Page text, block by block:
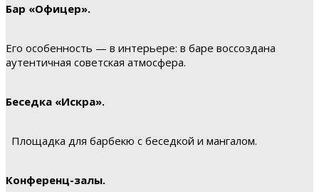
Бар «Офицер».
Его особенность — в интерьере: в баре воссоздана
аутентичная советская атмосфера.
Беседка «Искра».
Площадка для барбекю с беседкой и мангалом.
Конференц-залы.